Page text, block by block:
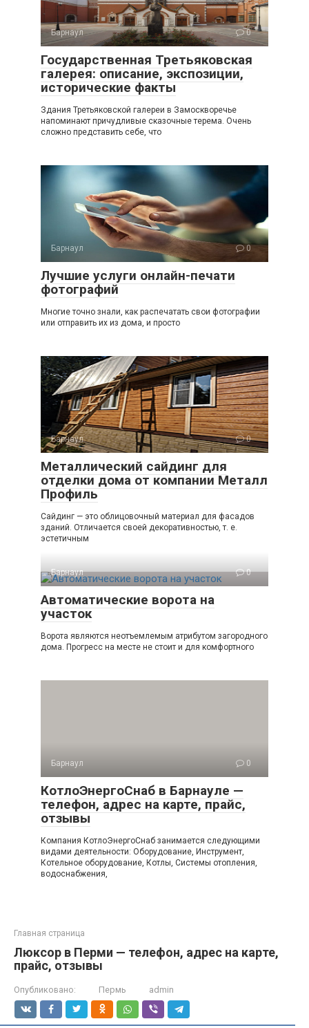
Барнаул 0
Государственная Третьяковская
галерея: описание, экспозиции,
исторические факты
Здания Третьяковской галереи в Замоскворечье
напоминают причудливые сказочные терема. Очень
сложно представить себе, что
Барнаул 0
Лучшие услуги онлайн-печати
фотографий
Многие точно знали, как распечатать свои фотографии
или отправить их из дома, и просто
Барнаул 0
Металлический сайдинг для
отделки дома от компании Металл
Профиль
Сайдинг — это облицовочный материал для фасадов
зданий. Отличается своей декоративностью, т. е.
эстетичным
Барнаул 0
Автоматические ворота на
участок
Ворота являются неотъемлемым атрибутом загородного
дома. Прогресс на месте не стоит и для комфортного
Барнаул 0
КотлоЭнергоСнаб в Барнауле —
телефон, адрес на карте, прайс,
отзывы
Компания КотлоЭнергоСнаб занимается следующими
видами деятельности: Оборудование, Инструмент,
Котельное оборудование, Котлы, Системы отопления,
водоснабжения,
Главная страница
Люксор в Перми — телефон, адрес на карте,
прайс, отзывы
Опубликовано: Пермь admin